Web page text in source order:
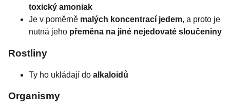
toxický amoniak
Je v poměrně malých koncentrací jedem, a proto je
nutná jeho přeměna na jiné nejedovaté sloučeniny
Rostliny
Ty ho ukládají do alkaloidů
Organismy